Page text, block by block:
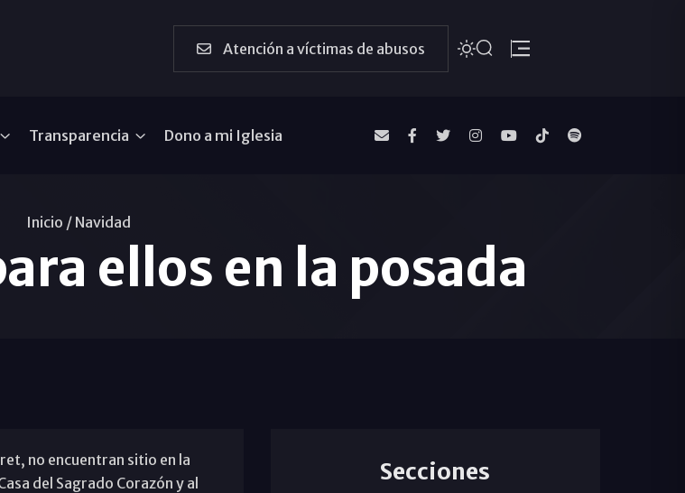
Atención a víctimas de abusos
Transparencia Dono a mi Iglesia
Inicio / Navidad
ellos en la posada
no encuentran sitio en la
del Sagrado Corazón y al
Secciones